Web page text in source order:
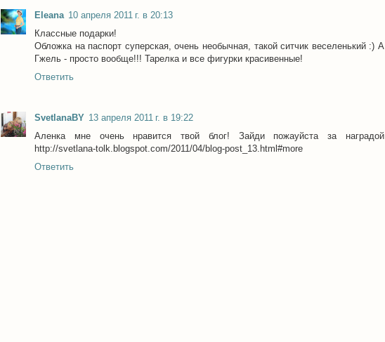
Eleana 10 апреля 2011 г. в 20:13
Классные подарки!
Обложка на паспорт суперская, очень необычная, такой ситчик веселенький :) А
Гжель - просто вообще!!! Тарелка и все фигурки красивенные!
Ответить
SvetlanaBY 13 апреля 2011 г. в 19:22
Аленка мне очень нравится твой блог! Зайди пожауйста за наградой
http://svetlana-tolk.blogspot.com/2011/04/blog-post_13.html#more
Ответить